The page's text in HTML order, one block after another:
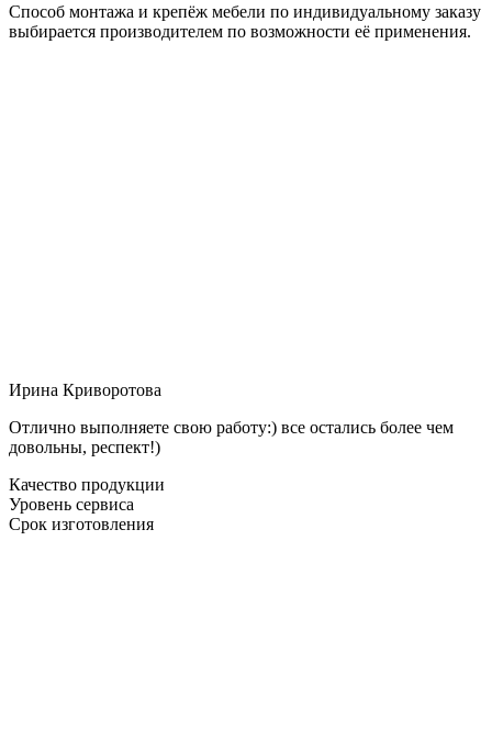
Способ монтажа и крепёж мебели по индивидуальному заказу
выбирается производителем по возможности её применения.
Ирина Криворотова
Отлично выполняете свою работу:) все остались более чем
довольны, респект!)
Качество продукции
Уровень сервиса
Срок изготовления